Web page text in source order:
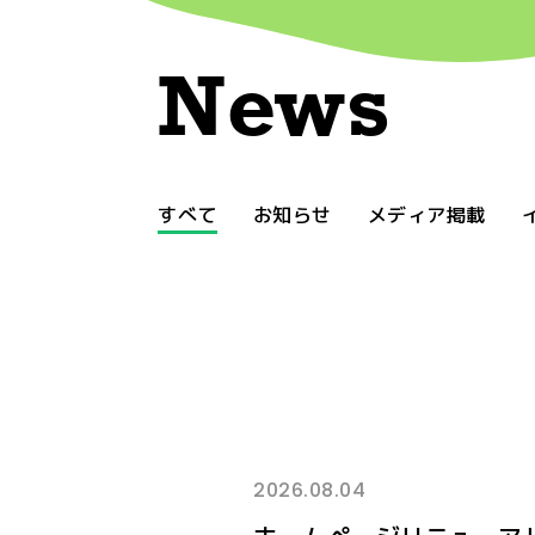
News
すべて お知らせ メディア掲載
2026.08.04